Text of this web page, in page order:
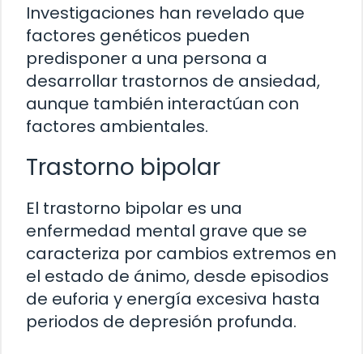
Investigaciones han revelado que
factores genéticos pueden
predisponer a una persona a
desarrollar trastornos de ansiedad,
aunque también interactúan con
factores ambientales.
Trastorno bipolar
El trastorno bipolar es una
enfermedad mental grave que se
caracteriza por cambios extremos en
el estado de ánimo, desde episodios
de euforia y energía excesiva hasta
periodos de depresión profunda.